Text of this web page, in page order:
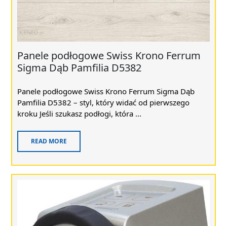
Panele podłogowe Swiss Krono Ferrum
Sigma Dąb Pamfilia D5382
Panele podłogowe Swiss Krono Ferrum Sigma Dąb
Pamfilia D5382 – styl, który widać od pierwszego
kroku Jeśli szukasz podłogi, która ...
READ MORE